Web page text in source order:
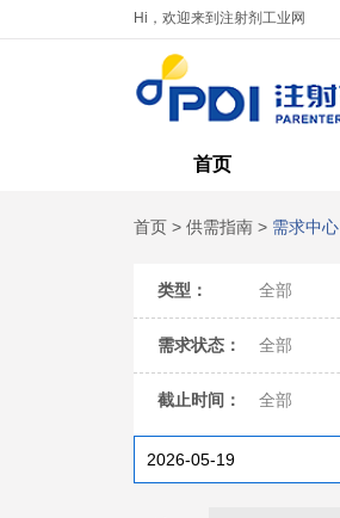
Hi，欢迎来到注射剂工业网
首页
首页 > 供需指南 > 需求中心
类型： 全部
需求状态： 全部
截止时间： 全部